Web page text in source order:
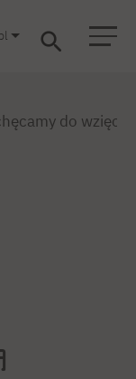
do wzięcia